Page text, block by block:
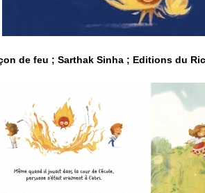
de feu ; Sarthak Sinha ; Editions du